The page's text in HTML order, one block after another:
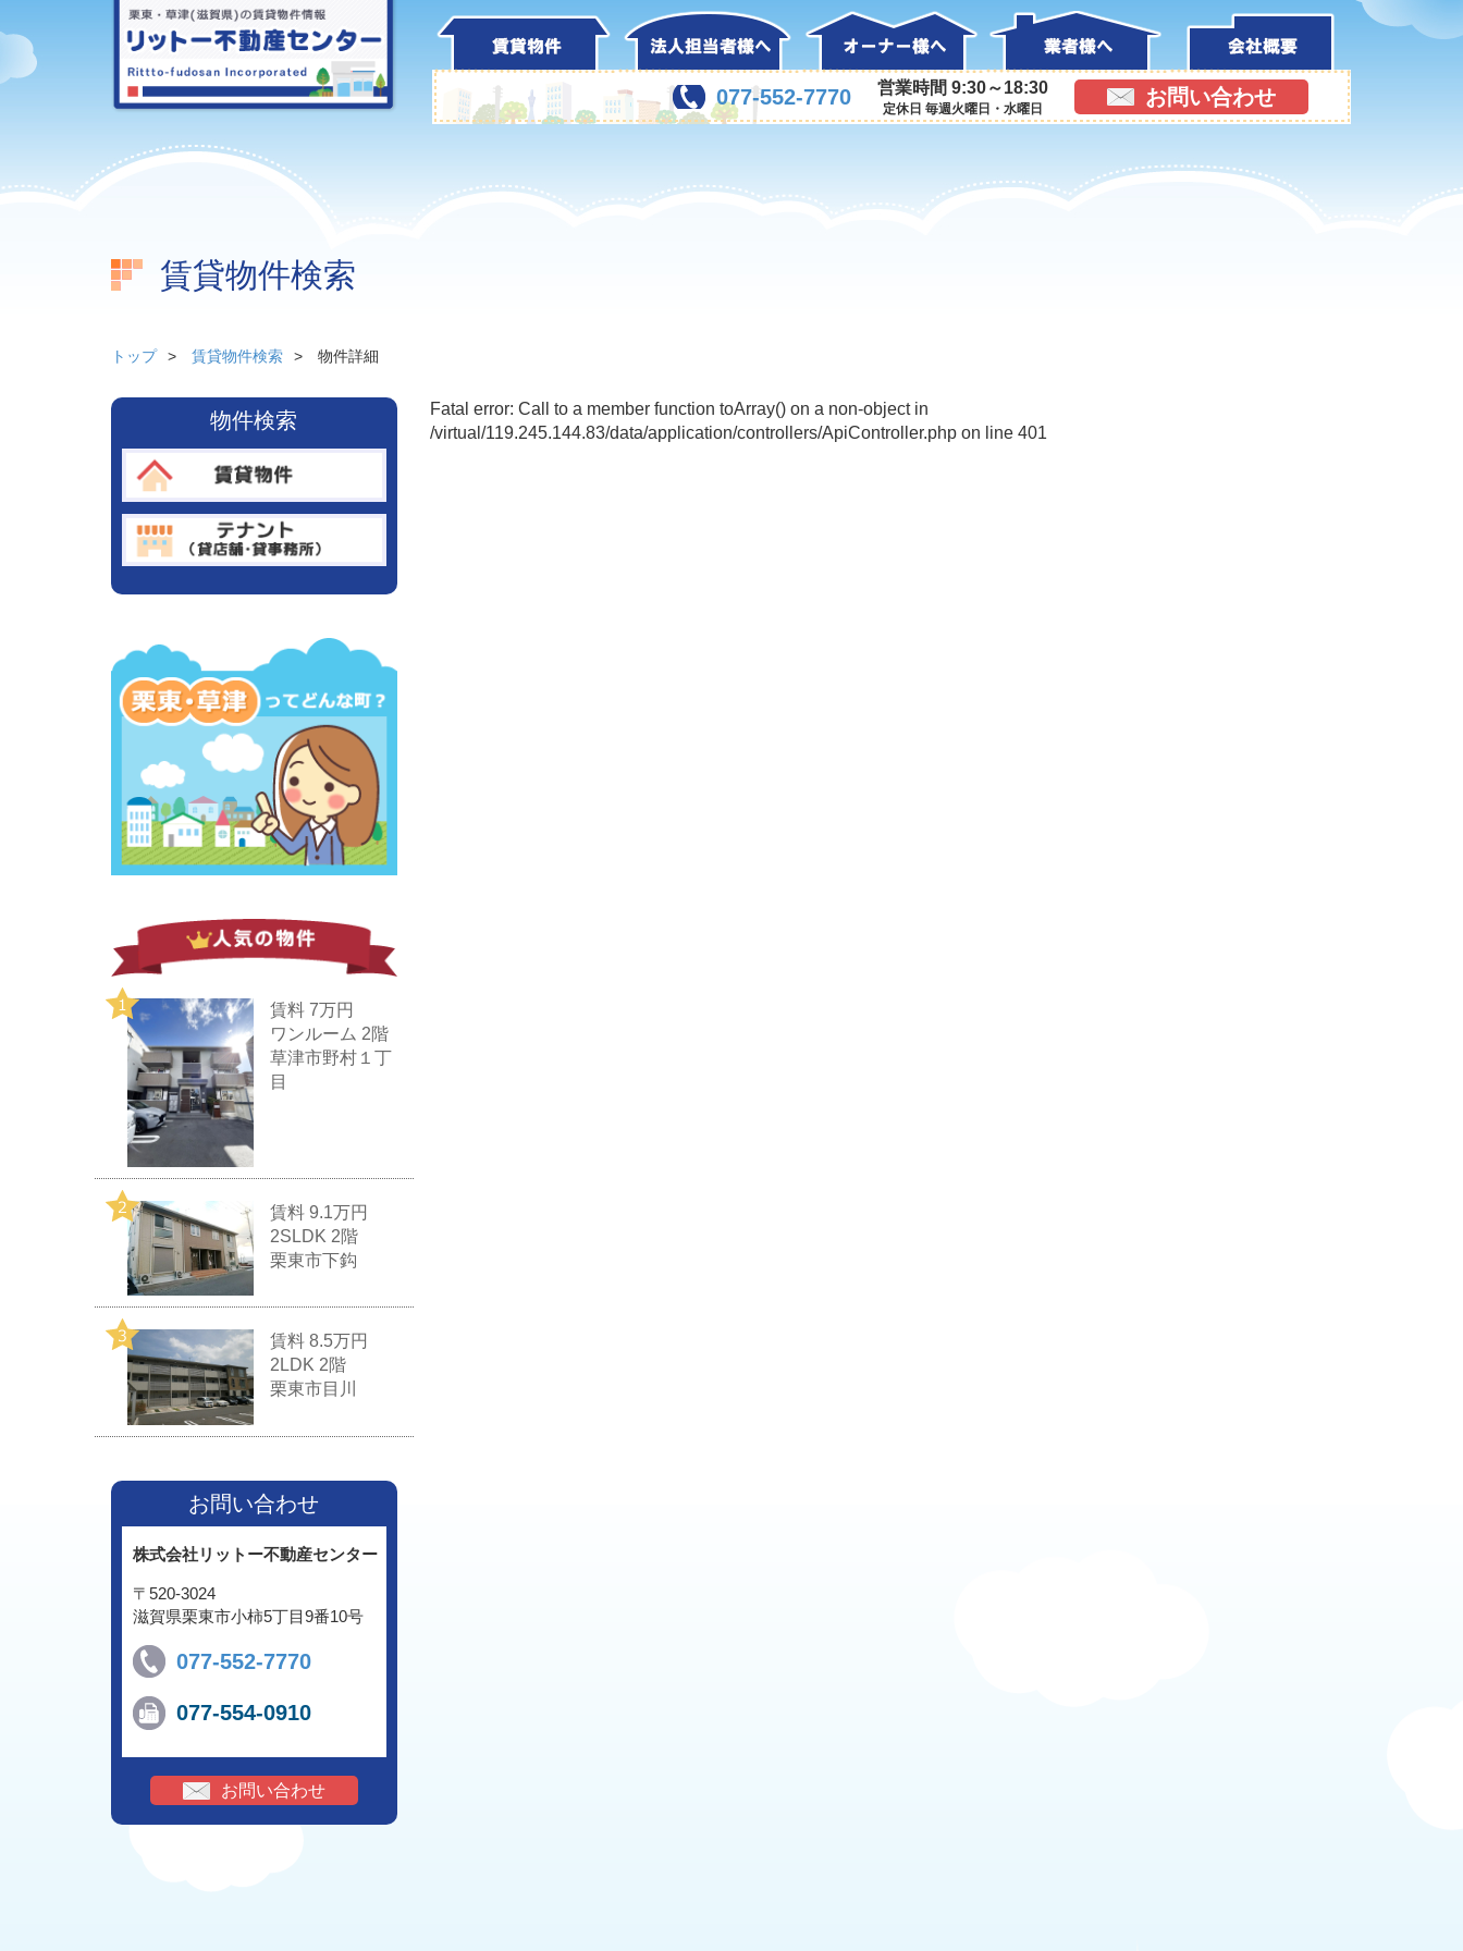
077-552-7770 営業時間 9:30～18:30
定休日 毎週火曜日・水曜日 お問い合わせ
賃貸物件検索
トップ 賃貸物件検索 物件詳細
物件検索
賃料7万円
ワンルーム 2階
草津市野村１丁
目
賃料9.1万円
2SLDK 2階
栗東市下鈎
賃料8.5万円
2LDK 2階
栗東市目川
お問い合わせ
株式会社リットー不動産センター
〒520-3024
滋賀県栗東市小柿5丁目9番10号
077-552-7770
077-554-0910
お問い合わせ
Fatal error: Call to a member function toArray() on a non-object in
/virtual/119.245.144.83/data/application/controllers/ApiController.php on line 401